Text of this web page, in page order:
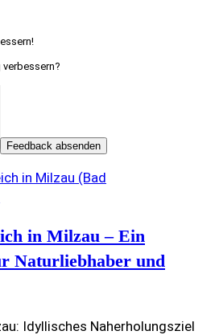
Feedback absenden
in Milzau – Ein
Naturliebhaber und
Idyllisches Naherholungsziel